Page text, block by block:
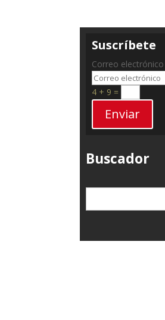
Suscríbete
Correo electrónico
4 + 9 =
Enviar
Buscador